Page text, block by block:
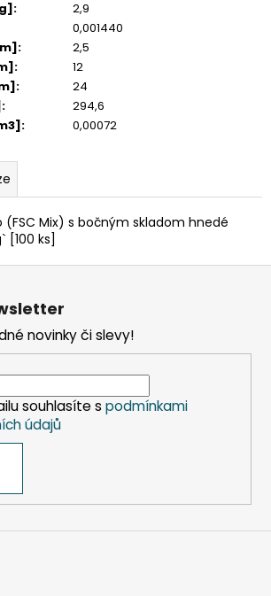
:
2,9
0,001440
:
2,5
:
12
:
24
:
294,6
: 0,00072
(FSC Mix) s bočným skladom hnedé
[100 ks]
novinky či slevy!
souhlasíte s podmínkami
údajů